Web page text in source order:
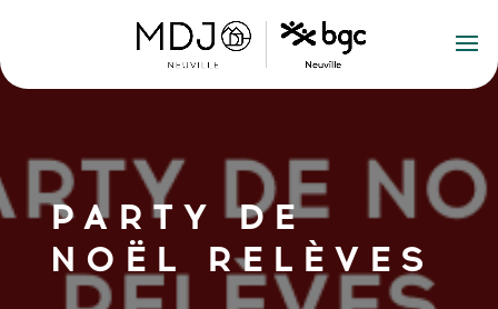
PARTY DE
NOËL RELÈVES